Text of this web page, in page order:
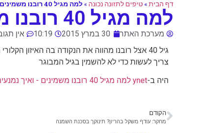
דף הבית»טיפים לתזונה נכונה »למה מגיל 40 רובנו משמינים - ואיך נמנעים מכך?
למה מגיל 40 רובנו משמינים - ואיך נמנעים מכך?
מערכת האתר 30 במרץ 2015 10:19
אין
גיל 40 אצל רובנו מהווה את הנקודה בה האיזון
צריך לעשות כדי לא להשמין בגיל המבוגר
היה ב-ynet למה מגיל 40 רובנו משמינים - ואיך נמנעים מכך? - בריאות
הקודם
מחקר: עודף משקל בהריון? תינוקך בסכנת השמנה